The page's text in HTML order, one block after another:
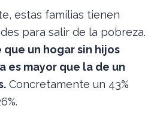
estas familias tienen
para salir de la pobreza.
un hogar sin hijos
es mayor que la de un
Concretamente un 43%